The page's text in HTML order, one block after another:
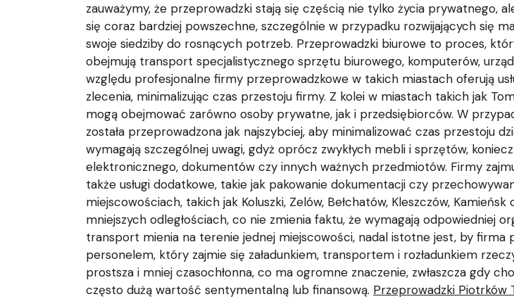
zauważymy, że przeprowadzki stają się częścią nie tylko życia prywatnego,
się coraz bardziej powszechne, szczególnie w przypadku rozwijających się
swoje siedziby do rosnących potrzeb. Przeprowadzki biurowe to proces,
obejmują transport specjalistycznego sprzętu biurowego, komputerów,
względu profesjonalne firmy przeprowadzkowe w takich miastach oferują
zlecenia, minimalizując czas przestoju firmy. Z kolei w miastach takich jak
mogą obejmować zarówno osoby prywatne, jak i przedsiębiorców. W
została przeprowadzona jak najszybciej, aby minimalizować czas przestoju
wymagają szczególnej uwagi, gdyż oprócz zwykłych mebli i sprzętów,
elektronicznego, dokumentów czy innych ważnych przedmiotów. Firmy
także usługi dodatkowe, takie jak pakowanie dokumentacji czy
miejscowościach, takich jak Koluszki, Zelów, Bełchatów, Kleszczów,
mniejszych odległościach, co nie zmienia faktu, że wymagają odpowiedniej
transport mienia na terenie jednej miejscowości, nadal istotne jest, by firma
personelem, który zajmie się załadunkiem, transportem i rozładunkiem
prostsza i mniej czasochłonna, co ma ogromne znaczenie, zwłaszcza gdy
często dużą wartość sentymentalną lub finansową. Przeprowadzki Piotrków